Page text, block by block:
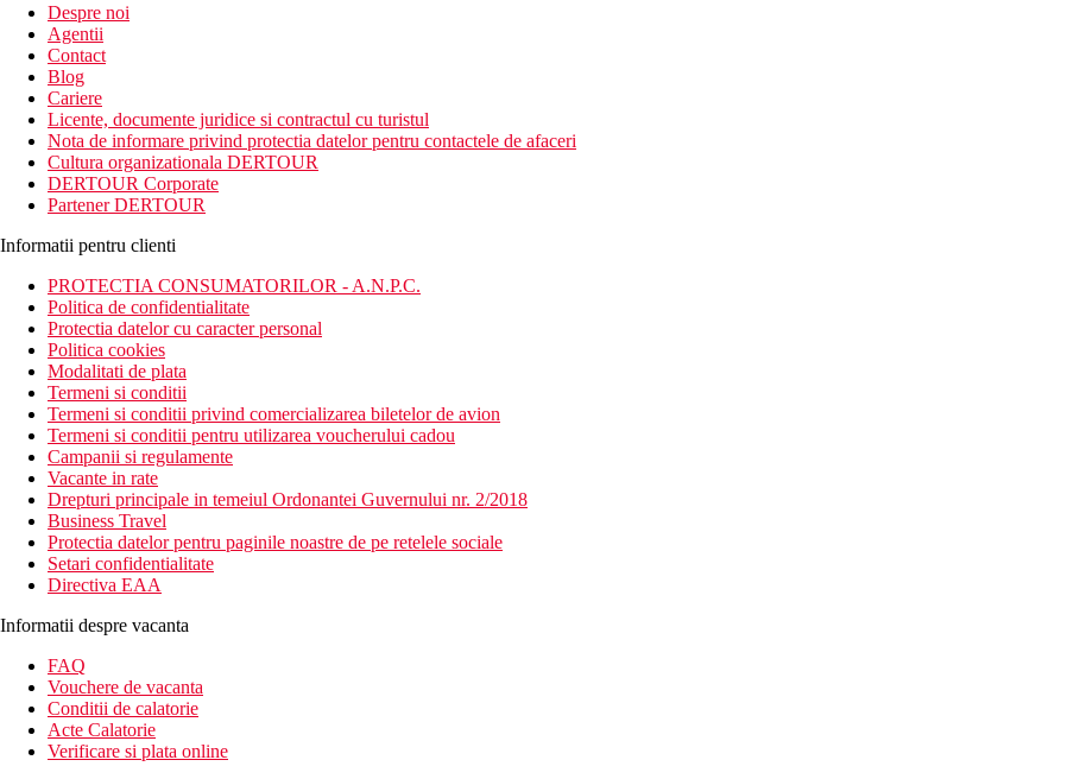
Despre noi
Agentii
Contact
Blog
Cariere
Licente, documente juridice si contractul cu turistul
Nota de informare privind protectia datelor pentru contactele de afaceri
Cultura organizationala DERTOUR
DERTOUR Corporate
Partener DERTOUR
Informatii pentru clienti
PROTECTIA CONSUMATORILOR - A.N.P.C.
Politica de confidentialitate
Protectia datelor cu caracter personal
Politica cookies
Modalitati de plata
Termeni si conditii
Termeni si conditii privind comercializarea biletelor de avion
Termeni si conditii pentru utilizarea voucherului cadou
Campanii si regulamente
Vacante in rate
Drepturi principale in temeiul Ordonantei Guvernului nr. 2/2018
Business Travel
Protectia datelor pentru paginile noastre de pe retelele sociale
Setari confidentialitate
Directiva EAA
Informatii despre vacanta
FAQ
Vouchere de vacanta
Conditii de calatorie
Acte Calatorie
Verificare si plata online